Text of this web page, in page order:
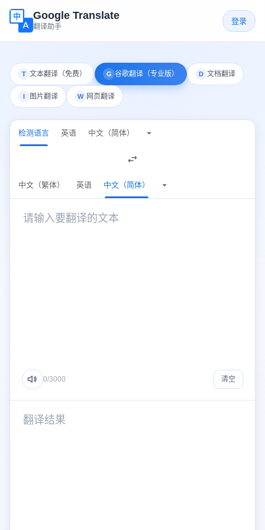
Google Translate
翻译助手
登录
T 文本翻译（免费） G 谷歌翻译（专业版） D 文档翻译
I 图片翻译 W 网页翻译
检测语言 英语 中文（简体）
检测语言
中文（繁体） 英语 中文（简体）
中文（简体）
0/3000 清空